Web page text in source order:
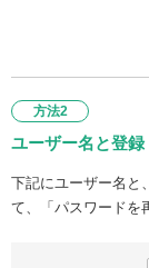
方法2
ユーザー名と登
下記にユーザー名と
て、「パスワードを